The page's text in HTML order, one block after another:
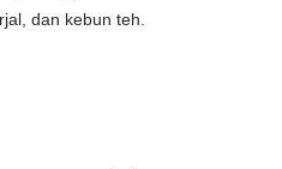
dan kebun teh.